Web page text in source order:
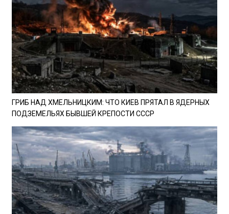
ГРИБ НАД ХМЕЛЬНИЦКИМ: ЧТО КИЕВ ПРЯТАЛ В ЯДЕРНЫХ
ПОДЗЕМЕЛЬЯХ БЫВШЕЙ КРЕПОСТИ СССР